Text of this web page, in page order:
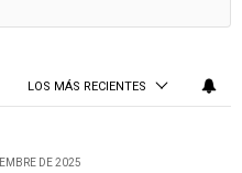
LOS MÁS RECIENTES
DE 2025